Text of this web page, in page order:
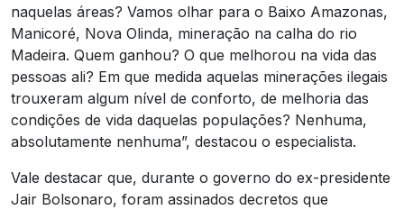
naquelas áreas? Vamos olhar para o Baixo Amazonas,
Manicoré, Nova Olinda, mineração na calha do rio
Madeira. Quem ganhou? O que melhorou na vida das
pessoas ali? Em que medida aquelas minerações ilegais
trouxeram algum nível de conforto, de melhoria das
condições de vida daquelas populações? Nenhuma,
absolutamente nenhuma”, destacou o especialista.
Vale destacar que, durante o governo do ex-presidente
Jair Bolsonaro, foram assinados decretos que